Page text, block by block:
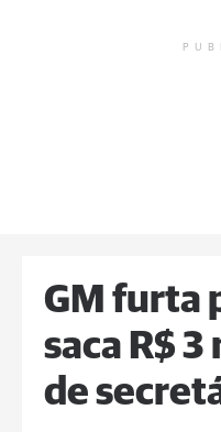
GM furta
saca R$
de